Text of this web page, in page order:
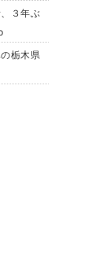
３年ぶ
栃木県